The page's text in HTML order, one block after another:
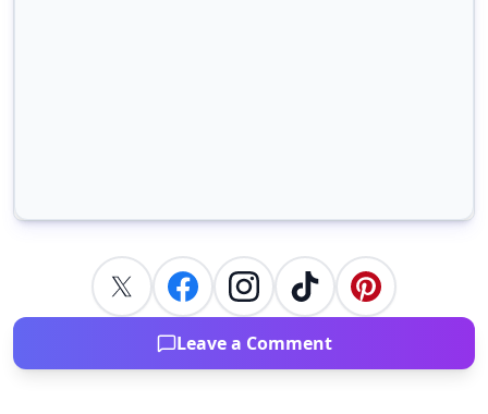
Leave a Comment